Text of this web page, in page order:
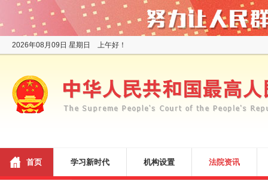
2026年08月09日 星期日 上午好！
首页 学习新时代 机构设置 法院资讯